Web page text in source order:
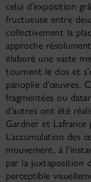
celui d’exposition
fructueuse entre
collectivement la
approche
élaboré une vaste
tournent le dos et
panoplie d’œuvres.
fragmentées ou
d’autres ont été
Gardner et Lafrance
L’accumulation des
mouvement, à
par la juxtaposition
perceptible